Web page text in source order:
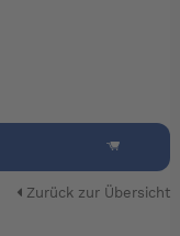
Zurück zur Übersicht